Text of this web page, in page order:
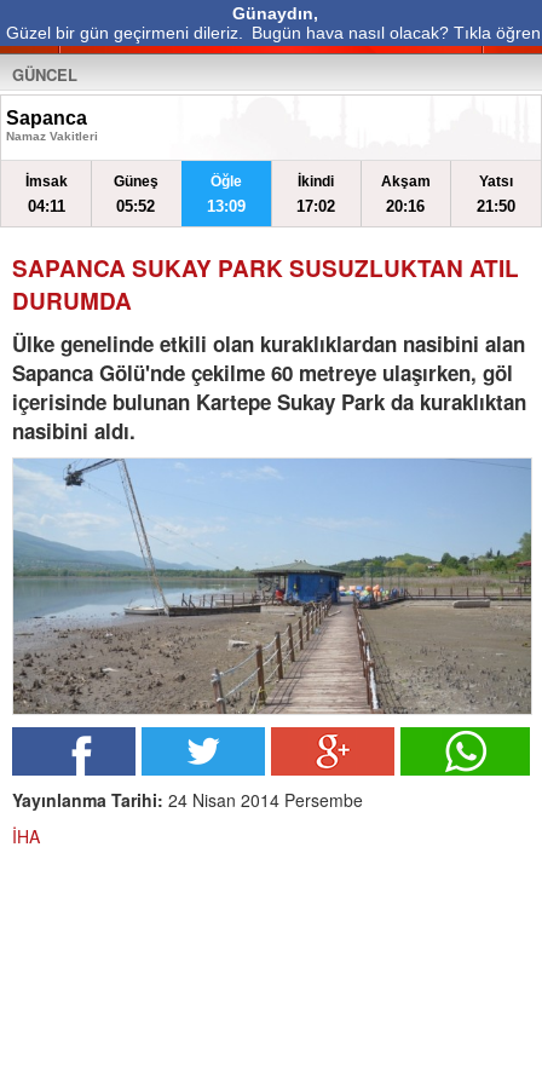
Günaydın,
Güzel bir gün geçirmeni dileriz.
Bugün hava nasıl olacak? Tıkla öğren
GÜNCEL
Sapanca
Namaz Vakitleri
İmsak
04:11
Güneş
05:52
Öğle
13:09
İkindi
17:02
Akşam
20:16
Yatsı
21:50
SAPANCA SUKAY PARK SUSUZLUKTAN ATIL
DURUMDA
Ülke genelinde etkili olan kuraklıklardan nasibini alan
Sapanca Gölü'nde çekilme 60 metreye ulaşırken, göl
içerisinde bulunan Kartepe Sukay Park da kuraklıktan
nasibini aldı.
Yayınlanma Tarihi: 24 Nisan 2014 Persembe
İHA